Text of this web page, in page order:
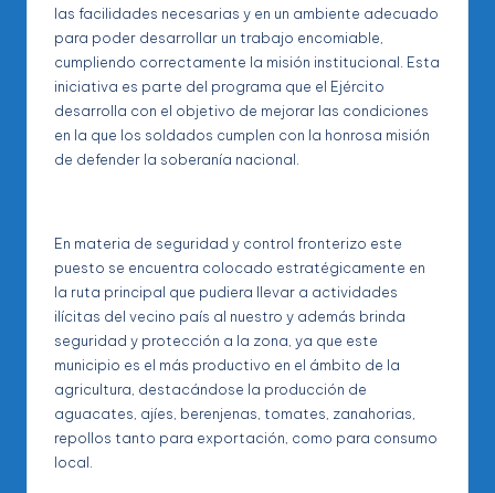
las facilidades necesarias y en un ambiente adecuado
para poder desarrollar un trabajo encomiable,
cumpliendo correctamente la misión institucional. Esta
iniciativa es parte del programa que el Ejército
desarrolla con el objetivo de mejorar las condiciones
en la que los soldados cumplen con la honrosa misión
de defender la soberanía nacional.
En materia de seguridad y control fronterizo este
puesto se encuentra colocado estratégicamente en
la ruta principal que pudiera llevar a actividades
ilícitas del vecino país al nuestro y además brinda
seguridad y protección a la zona, ya que este
municipio es el más productivo en el ámbito de la
agricultura, destacándose la producción de
aguacates, ajíes, berenjenas, tomates, zanahorias,
repollos tanto para exportación, como para consumo
local.